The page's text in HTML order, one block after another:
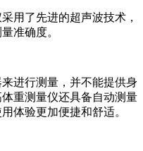
用了先进的超声波技术，
准确度。
进行测量，并不能提供身
重测量仪还具备自动测量
体验更加便捷和舒适。